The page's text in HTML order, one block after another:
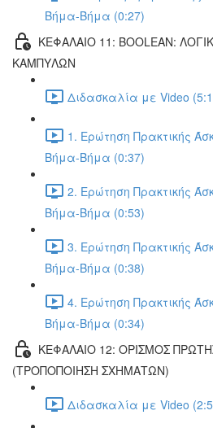
Βήμα-Βήμα (0:27)
ΚΕΦΑΛΑΙΟ 11: BOOLEAN:
ΚΑΜΠΥΛΩΝ
Διδασκαλία με Video
1. Ερώτηση Πρακτικής
Βήμα-Βήμα (0:37)
2. Ερώτηση Πρακτικής
Βήμα-Βήμα (0:53)
3. Ερώτηση Πρακτικής
Βήμα-Βήμα (0:38)
4. Ερώτηση Πρακτικής
Βήμα-Βήμα (0:34)
ΚΕΦΑΛΑΙΟ 12: ΟΡΙΣΜΟΣ
(ΤΡΟΠΟΠΟΙΗΣΗ ΣΧΗΜΑΤΩΝ)
Διδασκαλία με Video